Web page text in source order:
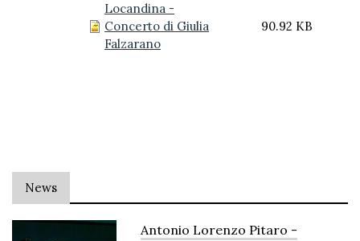
Locandina -
Concerto di Giulia
Falzarano
90.92 KB
News
Antonio Lorenzo Pitaro -